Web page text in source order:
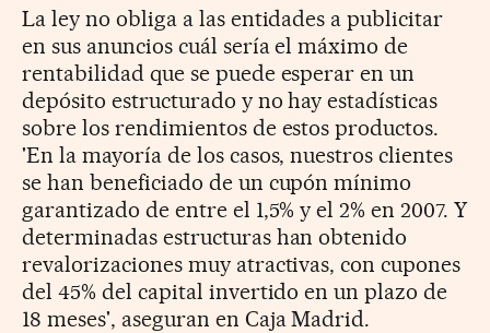
La ley no obliga a las entidades a publicitar
en sus anuncios cuál sería el máximo de
rentabilidad que se puede esperar en un
depósito estructurado y no hay estadísticas
sobre los rendimientos de estos productos.
'En la mayoría de los casos, nuestros clientes
se han beneficiado de un cupón mínimo
garantizado de entre el 1,5% y el 2% en 2007. Y
determinadas estructuras han obtenido
revalorizaciones muy atractivas, con cupones
del 45% del capital invertido en un plazo de
18 meses', aseguran en Caja Madrid.